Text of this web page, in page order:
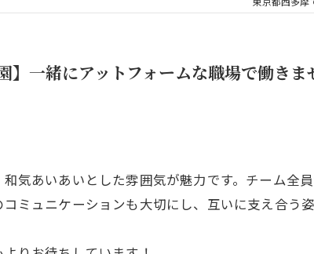
】一緒にアットフォームな職場で働きま
気あいあいとした雰囲気が魅力です。チーム全
ミュニケーションも大切にし、互いに支え合